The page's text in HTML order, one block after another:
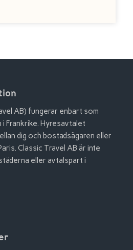
AB) fungerar enbart som
Frankrike. Hyresavtalet
dig och bostadsägaren eller
Classic Travel AB är inte
eller avtalspart i